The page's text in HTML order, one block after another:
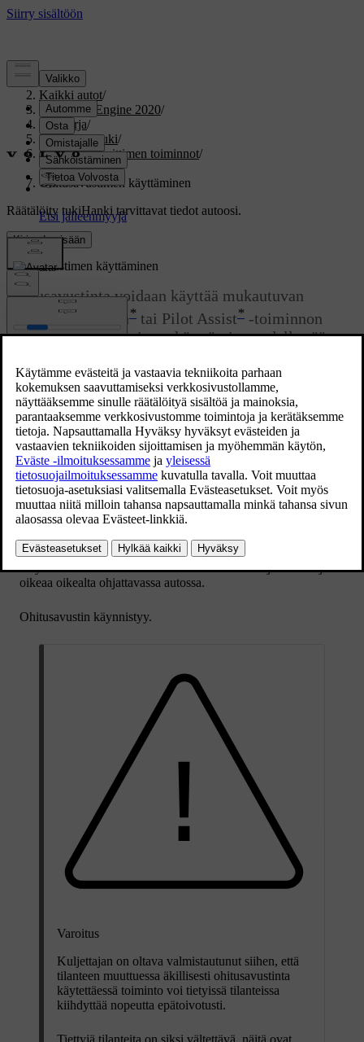
Tuki/
Kaikki autot/
V60 Twin Engine 2020/
Ohjekirja/
Kuljettajan tuki/
Nopeudenrajoittimen toiminnot/
Ohitusavustin/
Ohitusavustimen käyttäminen
Räätälöity tukiHanki tarvittavat tiedot autoosi.
Kirjaudu sisään
Päivitetty 19.03.2020
Ohitusavustimen käyttäminen
Ohitusavustinta voidaan käyttää mukautuvan
nopeudensäätimen* tai Pilot Assist* -toiminnon
kanssa. Ohitusavustimen käyttäminen edellyttää
Jotta ohitusavustaja voidaan aktivoida, edellytetään, että:
edessä on ajoneuvo (kohdeajoneuvo)
oman autonsenhetkinen nopeusonvähintään 70 km/h(43 mph
tallennettu nopeuson riittävän suuri, jotta turvallinen ohitus
voidaan tehdä.
Ohitusavustimen käynnistäminen:
Käyttäkää vasenta suuntavilkkua vasemmalta ohjattavassa ja
oikeaa oikealta ohjattavassa autossa.
Ohitusavustin käynnistyy.
Varoitus
Kuljettajan on oltava valmistautunut siihen, että
tilanteen muuttuessa äkillisesti ohitusavustinta
käytettäessä toiminto voi tietyissä tilanteissa
kiihdyttää nopeutta epätoivotusti.